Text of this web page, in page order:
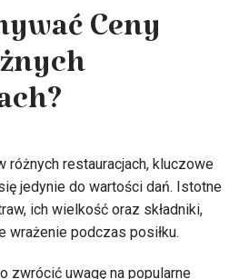
Ceny
różnych restauracjach, kluczowe
jedynie do wartości dań. Istotne
ich wielkość oraz składniki,
wrażenie podczas posiłku.
zwrócić uwagę na popularne